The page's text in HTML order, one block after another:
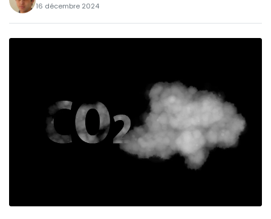
16 décembre 2024